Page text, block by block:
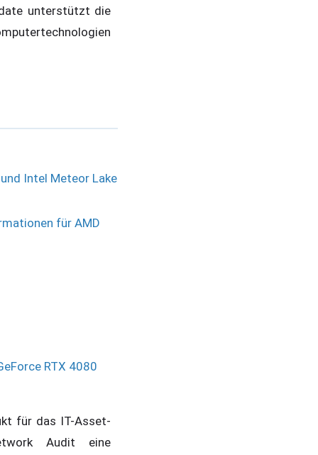
unterstützt die
Intel Meteor Lake
für AMD
RTX 4080
für das IT-Asset-
Audit eine